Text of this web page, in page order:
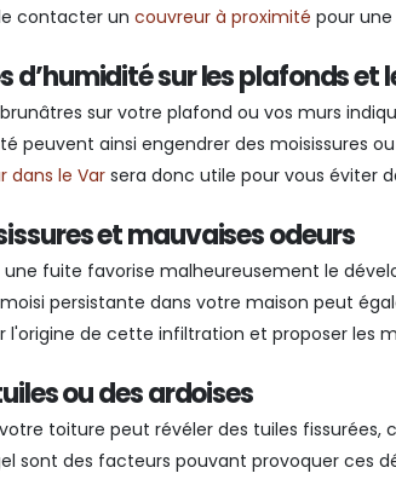
contacter un couvreur à proximité pour
d’humidité sur les plafonds et
sur votre plafond ou vos murs
peuvent ainsi engendrer des moisissures
dans le Varsera donc utile pour vous éviter
et mauvaises odeurs
fuite favorise malheureusement le
persistante dans votre maison peut
l'origine de cette infiltration et proposer les
ou des ardoises
toiture peut révéler des tuiles fissurées,
sont des facteurs pouvant provoquer ces